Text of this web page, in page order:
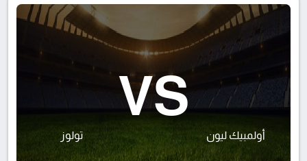
أولمبيك ليون
VS
تولوز